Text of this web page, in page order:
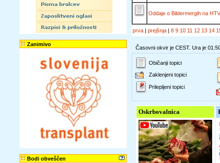
Zanimivo
Bodi obveščen
Oddaje o Bildermergih na
prva | prejšnja | 8 9 10 11 12 13 14
Časovni okvir je CEST. Ura je
Običanji topici
Zaklenjeni topici
Prilepljeni topici
Oskrbovalnica